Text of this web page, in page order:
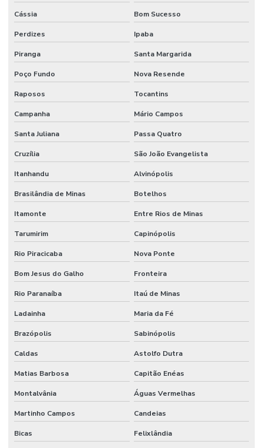
Cássia Bom Sucesso
Perdizes Ipaba
Piranga Santa Margarida
Poço Fundo Nova Resende
Raposos Tocantins
Campanha Mário Campos
Santa Juliana Passa Quatro
Cruzília São João Evangelista
Itanhandu Alvinópolis
Brasilândia de Minas Botelhos
Itamonte Entre Rios de Minas
Tarumirim Capinópolis
Rio Piracicaba Nova Ponte
Bom Jesus do Galho Fronteira
Rio Paranaíba Itaú de Minas
Ladainha Maria da Fé
Brazópolis Sabinópolis
Caldas Astolfo Dutra
Matias Barbosa Capitão Enéas
Montalvânia Águas Vermelhas
Martinho Campos Candeias
Bicas Felixlândia